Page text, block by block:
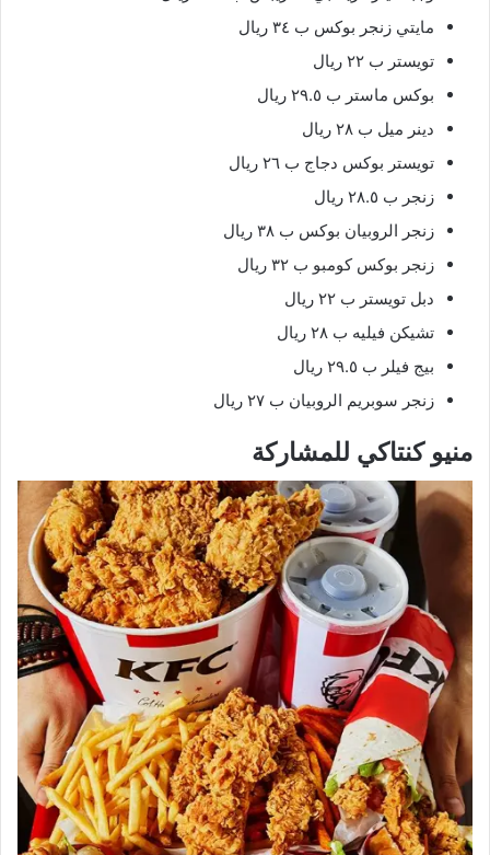
مايتي زنجر بوكس ب ٣٤ ريال
تويستر ب ٢٢ ريال
بوكس ماستر ب ٢٩.٥ ريال
دينر ميل ب ٢٨ ريال
تويستر بوكس دجاج ب ٢٦ ريال
زنجر ب ٢٨.٥ ريال
زنجر الروبيان بوكس ب ٣٨ ريال
زنجر بوكس كومبو ب ٣٢ ريال
دبل تويستر ب ٢٢ ريال
تشيكن فيليه ب ٢٨ ريال
بيج فيلر ب ٢٩.٥ ريال
زنجر سوبريم الروبيان ب ٢٧ ريال
منيو كنتاكي للمشاركة